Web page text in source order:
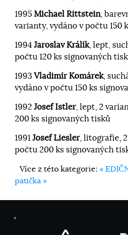
1995 Michael Rittstein,
varianty, vydáno v počtu 150
1994 Jaroslav Králík, lept,
počtu 120 ks signovaných
1993 Vladimír Komárek,
vydáno v počtu 150 ks
1992 Josef Istler, lept, 2
200 ks signovaných tisků
1991 Josef Liesler, litografie,
počtu 200 ks signovaných
Více z této kategorie: «
patička »